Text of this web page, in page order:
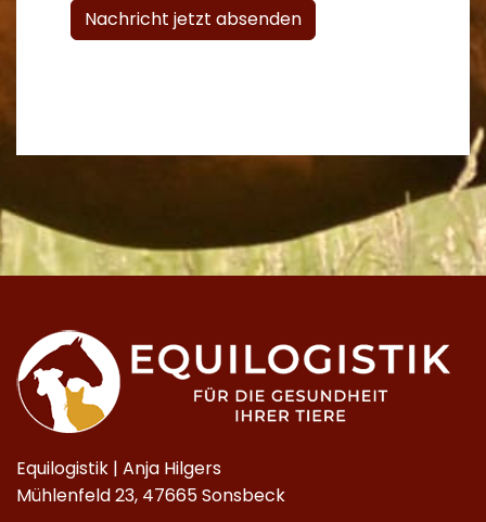
Nachricht jetzt absenden
Equilogistik | Anja Hilgers
Mühlenfeld 23, 47665 Sonsbeck